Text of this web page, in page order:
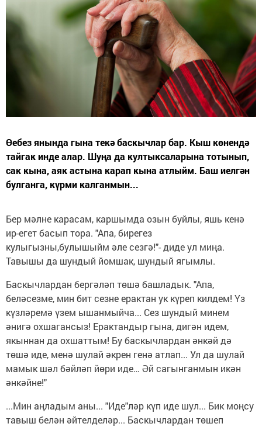
Өебез янында гына текә баскычлар бар. Кыш көнендә
тайгак инде алар. Шуңа да култыксаларына тотынып,
сак кына, аяк астына карап кына атлыйм. Баш иелгән
булганга, күрми калганмын...
Бер мәлне карасам, каршымда озын буйлы, яшь кенә
ир-егет басып тора. "Апа, бирегез
кулыгызны,булышыйм әле сезгә!"- диде ул миңа.
Тавышы да шундый йомшак, шундый ягымлы.
Баскычлардан бергәләп төшә башладык. "Апа,
беләсезме, мин бит сезне ерактан ук күреп килдем! Үз
күзләремә үзем ышанмыйча... Сез шундый минем
әнигә охшагансыз! Ерактандыр гына, дигән идем,
якыннан да охшаттым! Бу баскычлардан әнкәй дә
төшә иде, менә шулай әкрен генә атлап... Ул да шулай
мамык шәл бәйләп йөри иде… Әй сагынганмын икән
әнкәйне!"
...Мин аңладым аны... "Иде"ләр күп иде шул... Бик моңсу
тавыш белән әйтелделәр... Баскычлардан төшеп